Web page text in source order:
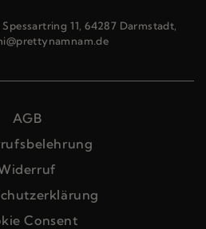
11, 64287 Darmstadt,
AGB
Consent